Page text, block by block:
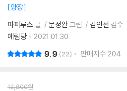
양장
파피루스 글 문정완 그림 김인선 감수
예림당
2021.01.30.
9.9 22 판매지수 204
12,800원